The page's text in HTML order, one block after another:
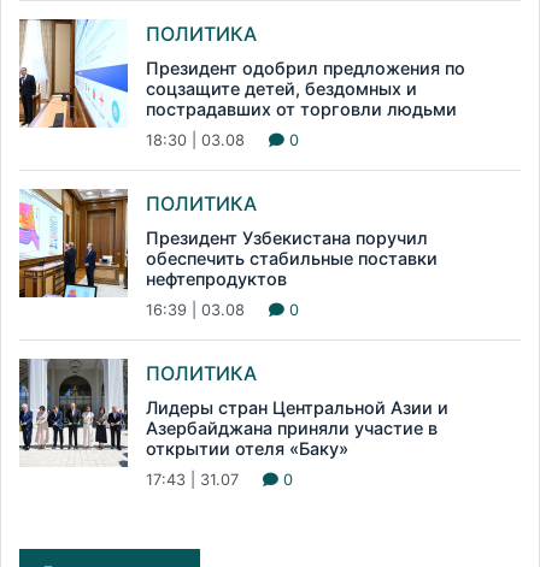
ПОЛИТИКА
Президент одобрил предложения по
соцзащите детей, бездомных и
пострадавших от торговли людьми
18:30 | 03.08 0
ПОЛИТИКА
Президент Узбекистана поручил
обеспечить стабильные поставки
нефтепродуктов
16:39 | 03.08 0
ПОЛИТИКА
Лидеры стран Центральной Азии и
Азербайджана приняли участие в
открытии отеля «Баку»
17:43 | 31.07 0